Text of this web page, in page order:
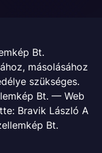
Bt.
másolásához
szükséges.
Bt. — Web
Bravik László A
Bt.